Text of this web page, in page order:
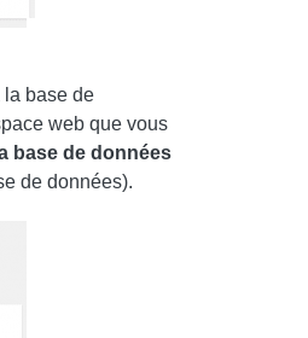
la base de
web que vous
base de données
de données).